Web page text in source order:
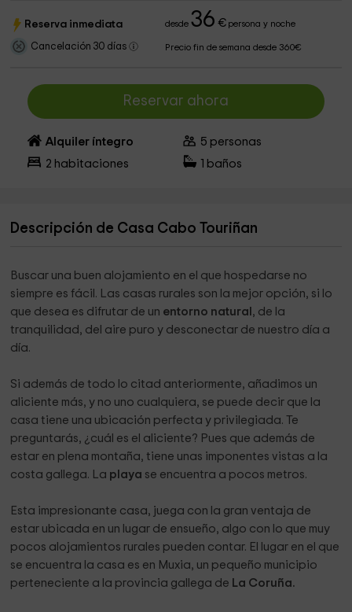
Reserva inmediata desde36 €persona y noche
Cancelación 30 días Precio fin de semana desde 360€
Reservar ahora
Alquiler íntegro 5 personas
2 habitaciones baños
Descripción de Casa Cabo Touriñan
Buscar una buen alojamiento en el que hospedarse no
siempre es fácil. Las casas rurales son la mejor opción, si lo
que desea es difrutar de un entorno natural , de la
tranquilidad, del aire puro y desconectar de nuestro día a
día.
Si además de todo lo citad anteriormente, añadimos un
aliciente más, y no uno cualquiera, se puede decir que la
casa tiene una ubicación perfecta y privilegiada. Te
preguntarás, ¿cuál es el aliciente? Pues que además de
estar en plena montaña, tiene unas imponentes vistas a la
costa gallega. La playa se encuentra a pocos metros.
Esta impresionante casa, juega con la gran ventaja de
estar ubicada en un lugar de ensueño, algo con lo que muy
pocos alojamientos rurales pueden contar. El lugar en el que
se encuentra la casa es en Muxia, un pequeño municipio
perteneciente a la provincia gallega de La Coruña.